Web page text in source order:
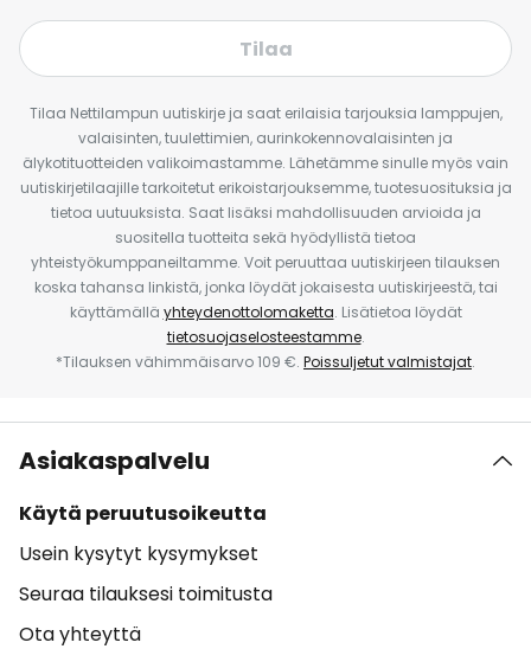
Tilaa
Tilaa Nettilampun uutiskirje ja saat erilaisia tarjouksia lamppujen,
valaisinten, tuulettimien, aurinkokennovalaisinten ja
älykotituotteiden valikoimastamme. Lähetämme sinulle myös vain
uutiskirjetilaajille tarkoitetut erikoistarjouksemme, tuotesuosituksia ja
tietoa uutuuksista. Saat lisäksi mahdollisuuden arvioida ja
suositella tuotteita sekä hyödyllistä tietoa
yhteistyökumppaneiltamme. Voit peruuttaa uutiskirjeen tilauksen
koska tahansa linkistä, jonka löydät jokaisesta uutiskirjeestä, tai
käyttämällä yhteydenottolomaketta. Lisätietoa löydät
tietosuojaselosteestamme.
*Tilauksen vähimmäisarvo 109 €. Poissuljetut valmistajat.
Asiakaspalvelu
Käytä peruutusoikeutta
Usein kysytyt kysymykset
Seuraa tilauksesi toimitusta
Ota yhteyttä